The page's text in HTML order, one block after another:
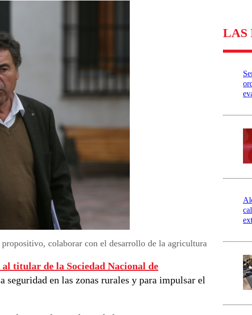
colaborar con el desarrollo de la agricultura
al titular de la Sociedad Nacional de
seguridad en las zonas rurales y para impulsar el
LAS